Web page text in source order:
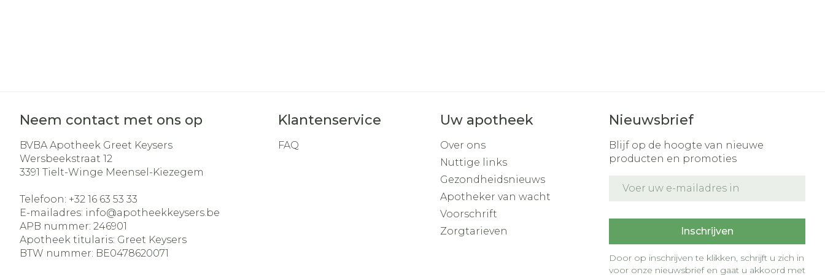
Neem contact met ons op
BVBA Apotheek Greet Keysers
Wersbeekstraat 12
3391 Tielt-Winge Meensel-Kiezegem
Telefoon: +32 16 63 53 33
E-mailadres: info@apotheekkeysers.be
APB nummer: 246901
Apotheek titularis: Greet Keysers
BTW nummer: BE0478620071
Klantenservice
FAQ
Uw apotheek
Over ons
Nuttige links
Gezondheidsnieuws
Apotheker van wacht
Voorschrift
Zorgtarieven
Nieuwsbrief
Blijf op de hoogte van nieuwe
producten en promoties
Inschrijven
Door op inschrijven te klikken, schrijft u zich in
voor onze nieuwsbrief en gaat u akkoord met